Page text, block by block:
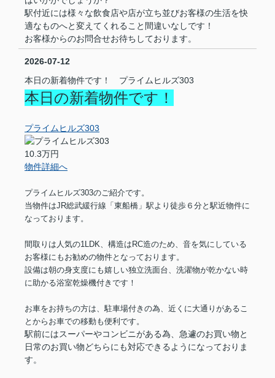
駅付近には様々な飲食店や店が立ち並びお客様の生活を快
適なものへと変えてくれること間違いなしです！
お客様からのお問合せお待ちしております。
2026-07-12
本日の新着物件です！ プライムヒルズ303
本日の新着物件です！
プライムヒルズ303
10.3万円
物件詳細へ
プライムヒルズ303のご紹介です。
当物件はJR総武緩行線「東船橋」駅より徒歩６分と駅近物件に
なっております。
間取りは人気の1LDK、構造はRC造のため、音を気にしている
お客様にもお勧めの物件となっております。
設備は朝の身支度にも嬉しい独立洗面台、洗濯物が乾かない時
に助かる浴室乾燥機付きです！
お車をお持ちの方は、駐車場付きの為、近くに大通りがあるこ
とからお車での移動も便利です。
駅前にはスーパーやコンビニがある為、急遽のお買い物と
日常のお買い物どちらにも対応できるようになっておりま
す。